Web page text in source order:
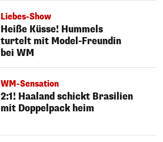
Liebes-Show
Heiße Küsse! Hummels
turtelt mit Model-Freundin
bei WM
WM-Sensation
2:1! Haaland schickt Brasilien
mit Doppelpack heim